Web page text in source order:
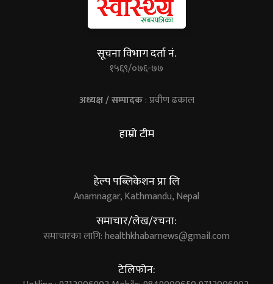
सूचना विभाग दर्ता नं.
१५६९/०७६-७७
अध्यक्ष / सम्पादक: प्रवीण ढकाल
हाम्रो टीम
हेल्प पब्लिकेशन प्रा लि
Anamnagar, Kathmandu, Nepal
समाचार/लेख/रचना:
समाचारका लागि:healthkhabarnews@gmail.com
टेलिफोन: